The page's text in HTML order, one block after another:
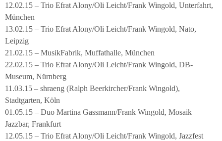
12.02.15 – Trio Efrat Alony/Oli Leicht/Frank Wingold, Unterfahrt,
München
13.02.15 – Trio Efrat Alony/Oli Leicht/Frank Wingold, Nato,
Leipzig
21.02.15 – MusikFabrik, Muffathalle, München
22.02.15 – Trio Efrat Alony/Oli Leicht/Frank Wingold, DB-
Museum, Nürnberg
11.03.15 – shraeng (Ralph Beerkircher/Frank Wingold),
Stadtgarten, Köln
01.05.15 – Duo Martina Gassmann/Frank Wingold, Mosaik
Jazzbar, Frankfurt
12.05.15 – Trio Efrat Alony/Oli Leicht/Frank Wingold, Jazzfest